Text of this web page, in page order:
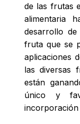
de las frutas
alimentaria
desarrollo
fruta que se
aplicaciones
las diversas
están
único y
incorporación